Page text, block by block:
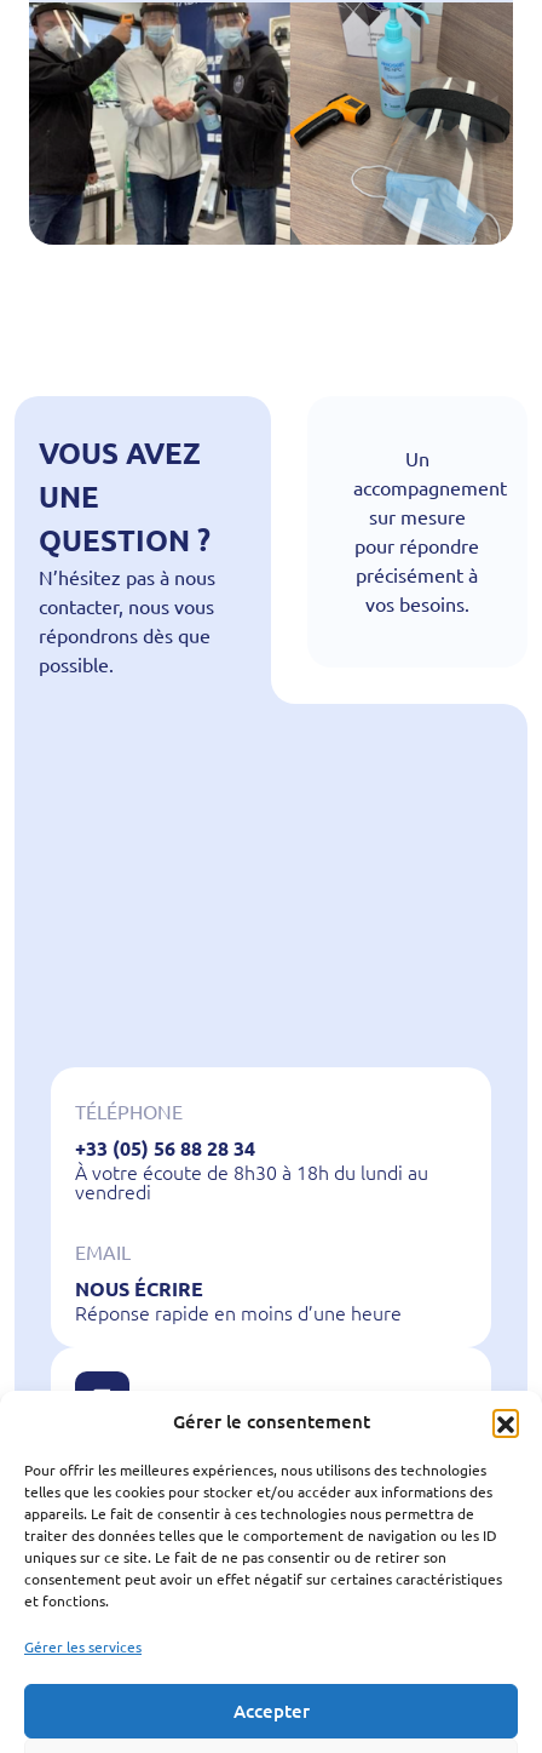
Gérer le consentement
Pour offrir les meilleures expériences, nous utilisons des technologies
telles que les cookies pour stocker et/ou accéder aux informations des
appareils. Le fait de consentir à ces technologies nous permettra de
traiter des données telles que le comportement de navigation ou les ID
uniques sur ce site. Le fait de ne pas consentir ou de retirer son
consentement peut avoir un effet négatif sur certaines caractéristiques
et fonctions.
Gérer les services
Accepter
VOUS AVEZ
UNE
QUESTION ?
N’hésitez pas à nous
contacter, nous vous
répondrons dès que
possible.
Un
accompagnement
sur mesure
pour répondre
précisément à
vos besoins.
TÉLÉPHONE
+33 (05) 56 88 28 34
À votre écoute de 8h30 à 18h du lundi au
vendredi
EMAIL
NOUS ÉCRIRE
Réponse rapide en moins d’une heure
En 24 ou 48 heures
NOUS SUIVRE